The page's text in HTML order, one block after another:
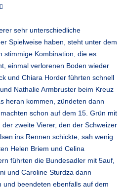
sehr unterschiedliche
Spielweise haben, steht unter dem
stimmige Kombination, die es
einmal verlorenen Boden wieder
und Chiara Horder führten schnell
Nathalie Armbruster beim Kreuz
heran kommen, zündeten dann
schon auf dem 15. Grün mit
zweite Vierer, den der Schweizer
ins Rennen schickte, sah wenig
Helen Briem und Celina
führten die Bundesadler mit 5auf,
und Caroline Sturdza dann
und beendeten ebenfalls auf dem